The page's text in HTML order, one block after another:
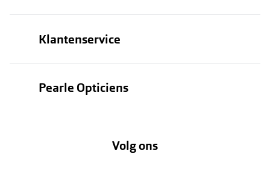
Klantenservice
Verzending
Hier de overeenkomst ontbinden
Pearle Opticiens
Volg ons